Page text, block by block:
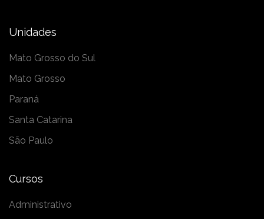
Unidades
Mato Grosso do Sul
Mato Grosso
Paraná
Santa Catarina
São Paulo
Cursos
Administrativo